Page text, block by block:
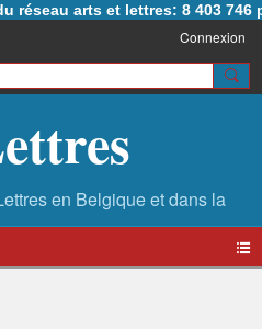
réseau arts et lettres: 8 403 746
Connexion